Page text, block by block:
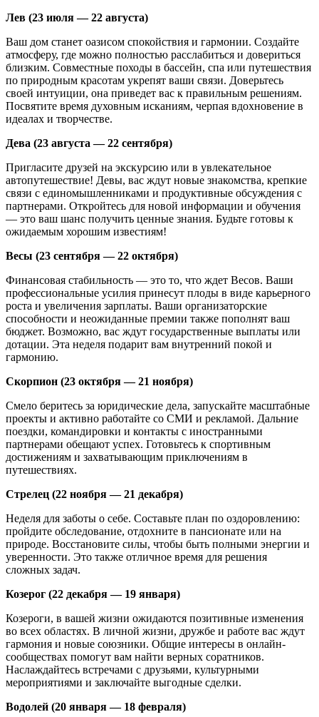
Лев (23 июля — 22 августа)
Ваш дом станет оазисом спокойствия и гармонии. Создайте
атмосферу, где можно полностью расслабиться и довериться
близким. Совместные походы в бассейн, спа или путешествия
по природным красотам укрепят ваши связи. Доверьтесь
своей интуиции, она приведет вас к правильным решениям.
Посвятите время духовным исканиям, черпая вдохновение в
идеалах и творчестве.
Дева (23 августа — 22 сентября)
Пригласите друзей на экскурсию или в увлекательное
автопутешествие! Девы, вас ждут новые знакомства, крепкие
связи с единомышленниками и продуктивные обсуждения с
партнерами. Откройтесь для новой информации и обучения
— это ваш шанс получить ценные знания. Будьте готовы к
ожидаемым хорошим известиям!
Весы (23 сентября — 22 октября)
Финансовая стабильность — это то, что ждет Весов. Ваши
профессиональные усилия принесут плоды в виде карьерного
роста и увеличения зарплаты. Ваши организаторские
способности и неожиданные премии также пополнят ваш
бюджет. Возможно, вас ждут государственные выплаты или
дотации. Эта неделя подарит вам внутренний покой и
гармонию.
Скорпион (23 октября — 21 ноября)
Смело беритесь за юридические дела, запускайте масштабные
проекты и активно работайте со СМИ и рекламой. Дальние
поездки, командировки и контакты с иностранными
партнерами обещают успех. Готовьтесь к спортивным
достижениям и захватывающим приключениям в
путешествиях.
Стрелец (22 ноября — 21 декабря)
Неделя для заботы о себе. Составьте план по оздоровлению:
пройдите обследование, отдохните в пансионате или на
природе. Восстановите силы, чтобы быть полными энергии и
уверенности. Это также отличное время для решения
сложных задач.
Козерог (22 декабря — 19 января)
Козероги, в вашей жизни ожидаются позитивные изменения
во всех областях. В личной жизни, дружбе и работе вас ждут
гармония и новые союзники. Общие интересы в онлайн-
сообществах помогут вам найти верных соратников.
Наслаждайтесь встречами с друзьями, культурными
мероприятиями и заключайте выгодные сделки.
Водолей (20 января — 18 февраля)